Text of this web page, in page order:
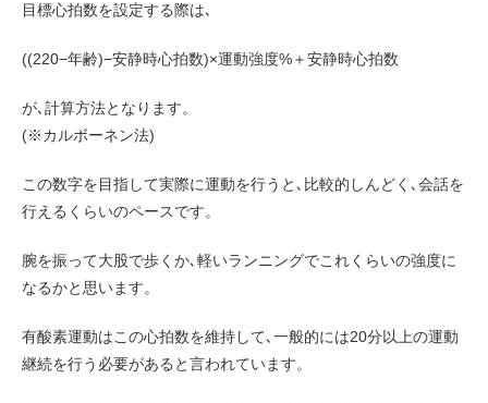
目標心拍数を設定する際は､
((220−年齢)−安静時心拍数)×運動強度%＋安静時心拍数
が､計算方法となります。
(※カルボーネン法)
この数字を目指して実際に運動を行うと､比較的しんどく､会話を
行えるくらいのペースです。
腕を振って大股で歩くか､軽いランニングでこれくらいの強度に
なるかと思います。
有酸素運動はこの心拍数を維持して､一般的には20分以上の運動
継続を行う必要があると言われています。